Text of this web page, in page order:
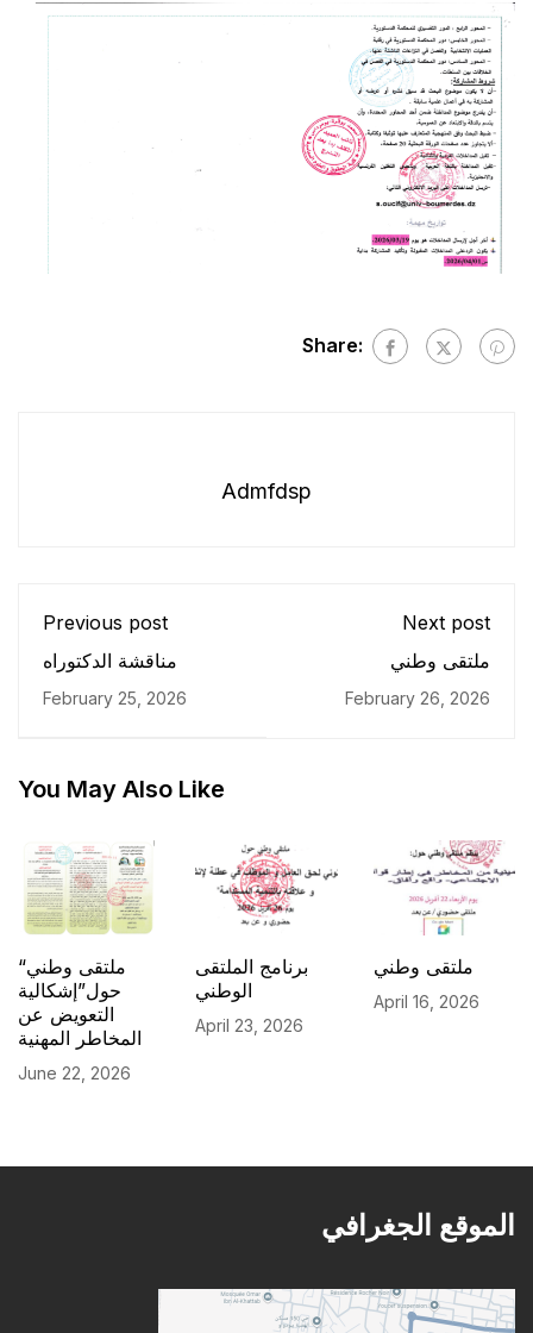
Share:
Admfdsp
Previous post
مناقشة الدكتوراه
February 25, 2026
Next post
ملتقى وطني
February 26, 2026
You May Also Like
“ملتقى وطني
حول”إشكالية
التعويض عن
المخاطر المهنية
June 22, 2026
برنامج الملتقى
الوطني
April 23, 2026
ملتقى وطني
April 16, 2026
الموقع الجغرافي